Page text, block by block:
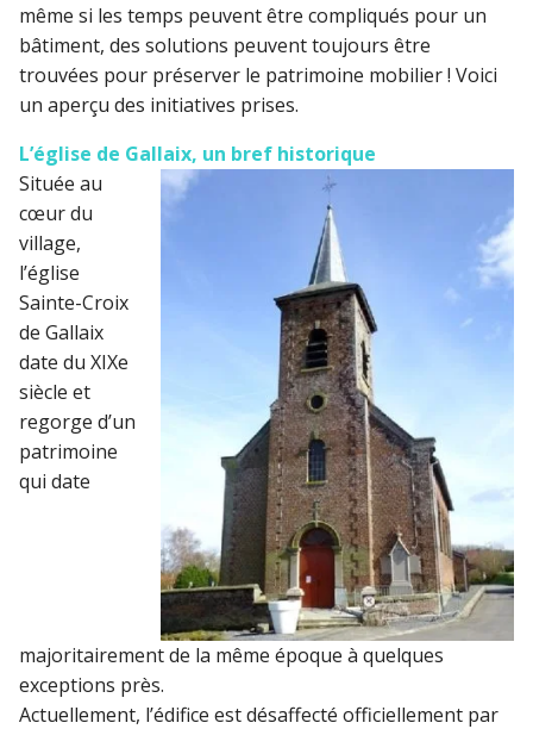
même si les temps peuvent être compliqués pour un
bâtiment, des solutions peuvent toujours être
trouvées pour préserver le patrimoine mobilier ! Voici
un aperçu des initiatives prises.
L’église de Gallaix, un bref historique
Située au
cœur du
village,
l’église
Sainte-Croix
de Gallaix
date du XIXe
siècle et
regorge d’un
patrimoine
qui date
majoritairement de la même époque à quelques
exceptions près.
Actuellement, l’édifice est désaffecté officiellement par